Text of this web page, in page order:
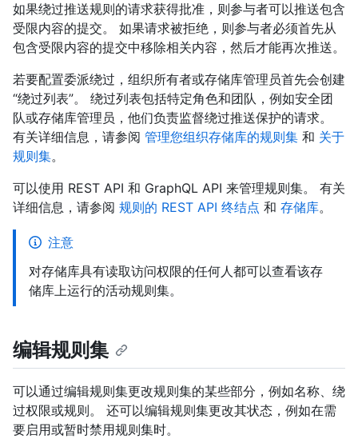
如果绕过推送规则的请求获得批准，则参与者可以推送包含
受限内容的提交。 如果请求被拒绝，则参与者必须首先从
包含受限内容的提交中移除相关内容，然后才能再次推送。
若要配置委派绕过，组织所有者或存储库管理员首先会创建
“绕过列表”。 绕过列表包括特定角色和团队，例如安全团
队或存储库管理员，他们负责监督绕过推送保护的请求。
有关详细信息，请参阅 管理您组织存储库的规则集 和 关于
规则集。
可以使用 REST API 和 GraphQL API 来管理规则集。 有关
详细信息，请参阅 规则的 REST API 终结点 和 存储库。
注意
对存储库具有读取访问权限的任何人都可以查看该存
储库上运行的活动规则集。
编辑规则集
可以通过编辑规则集更改规则集的某些部分，例如名称、绕
过权限或规则。 还可以编辑规则集更改其状态，例如在需
要启用或暂时禁用规则集时。